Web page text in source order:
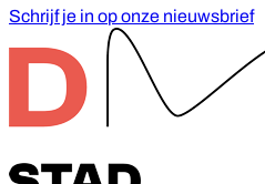
Schrijf je in op onze nieuwsbrief